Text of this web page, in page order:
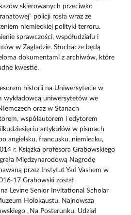
skierowanych przeciwko
policji rosła wraz ze
niemieckiej polityki terroru.
sprawczości, współudziału i
w Zagładzie. Słuchacze będą
dokumentami z archiwów, które
kwestie.
historii na Uniwersytecie w
wykładowcą uniwersytetów we
oraz w Stanach
współautorem i edytorem
artykułów w pismach
angielsku, francusku, niemiecku,
r. Książka profesora Grabowskiego
Międzynarodową Nagrodę
przez Instytut Yad Vashem w
17 Grabowski został
Levine Senior Invitational Scholar
Holokaustu. Najnowsza
„Na Posterunku, Udział